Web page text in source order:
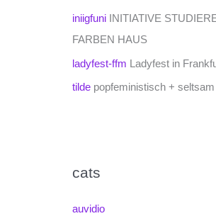
iniigfuni INITIATIVE
FARBEN HAUS
ladyfest-ffm Ladyfest in
tilde popfeministisch +
cats
auvidio